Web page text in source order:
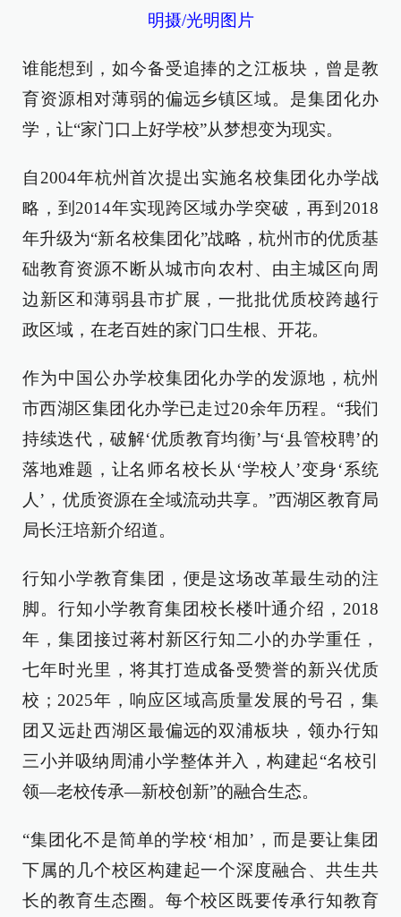
明摄/光明图片
谁能想到，如今备受追捧的之江板块，曾是教
育资源相对薄弱的偏远乡镇区域。是集团化办
学，让“家门口上好学校”从梦想变为现实。
自2004年杭州首次提出实施名校集团化办学战
略，到2014年实现跨区域办学突破，再到2018
年升级为“新名校集团化”战略，杭州市的优质基
础教育资源不断从城市向农村、由主城区向周
边新区和薄弱县市扩展，一批批优质校跨越行
政区域，在老百姓的家门口生根、开花。
作为中国公办学校集团化办学的发源地，杭州
市西湖区集团化办学已走过20余年历程。“我们
持续迭代，破解‘优质教育均衡’与‘县管校聘’的
落地难题，让名师名校长从‘学校人’变身‘系统
人’，优质资源在全域流动共享。”西湖区教育局
局长汪培新介绍道。
行知小学教育集团，便是这场改革最生动的注
脚。行知小学教育集团校长楼叶通介绍，2018
年，集团接过蒋村新区行知二小的办学重任，
七年时光里，将其打造成备受赞誉的新兴优质
校；2025年，响应区域高质量发展的号召，集
团又远赴西湖区最偏远的双浦板块，领办行知
三小并吸纳周浦小学整体并入，构建起“名校引
领—老校传承—新校创新”的融合生态。
“集团化不是简单的学校‘相加’，而是要让集团
下属的几个校区构建起一个深度融合、共生共
长的教育生态圈。每个校区既要传承行知教育